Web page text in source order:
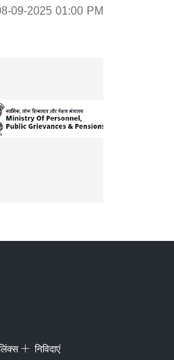
09-2025 01:00 PM
निविदाएं